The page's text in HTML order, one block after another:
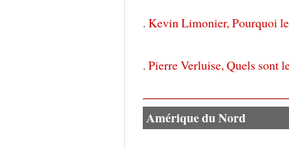
. Kevin Limonier, Pourquoi
. Pierre Verluise, Quels sont
Amérique du Nord